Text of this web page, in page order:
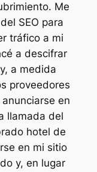
Me
SEO para
tráfico a mi
a descifrar
a medida
proveedores
en
llamada del
hotel de
en mi sitio
y, en lugar